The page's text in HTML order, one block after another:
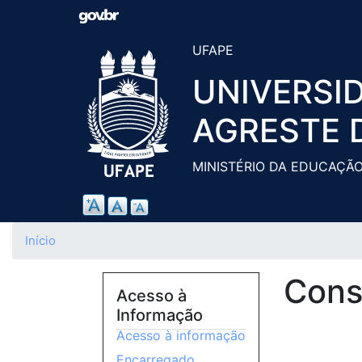
UFAPE
AGRESTE
MINISTÉRIO DA
Início
Acesso à
Informação
Acesso à informação